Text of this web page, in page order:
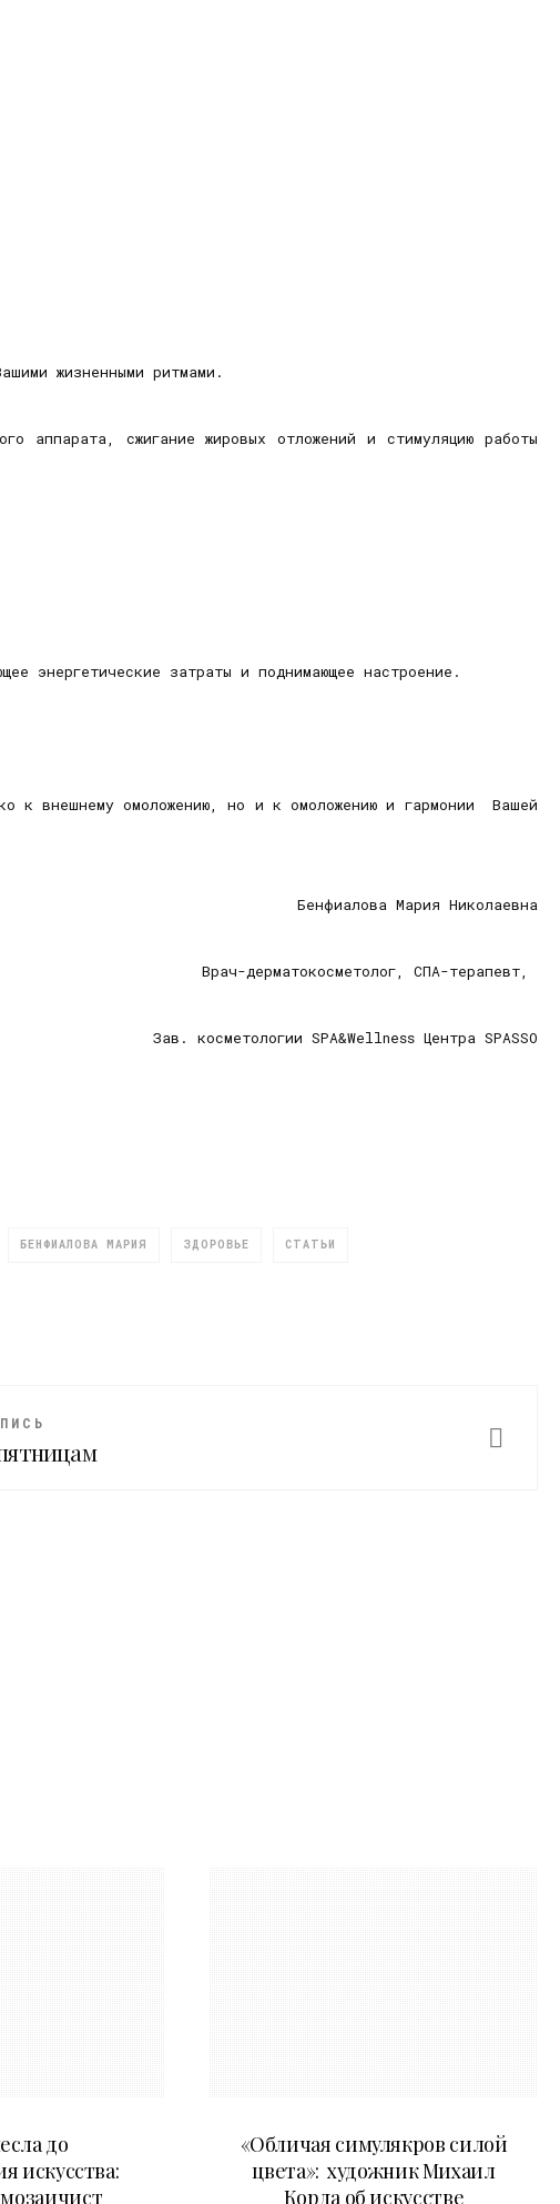
жизненными ритмами.
аппарата, сжигание жировых отложений и стимуляцию работы
энергетические затраты и поднимающее настроение.
к внешнему омоложению, но и к омоложению и гармонии Вашей
Бенфиалова Мария Николаевна
Врач-дерматокосметолог, СПА-терапевт,
Зав. косметологии SPA&Wellness Центра SPASSO
БЕНФИАЛОВА МАРИЯ ЗДОРОВЬЕ СТАТЬИ
до
искусства:
«Обличая симулякров силой
цвета»: художник Михаил
Корда об искусстве